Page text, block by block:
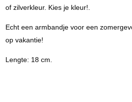
of zilverkleur. Kies je kleur!.
Echt een armbandje voor een
op vakantie!
Lengte: 18 cm.